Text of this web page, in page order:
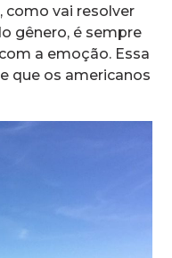
como vai resolver
gênero, é sempre
a emoção. Essa
que os americanos